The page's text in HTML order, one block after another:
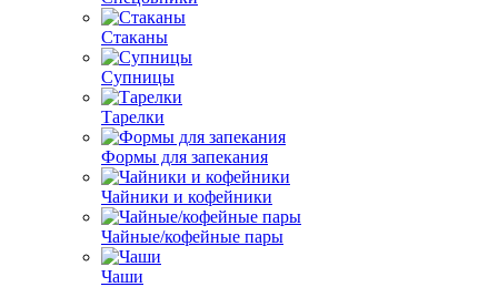
Стаканы
Супницы
Тарелки
Формы для запекания
Чайники и кофейники
Чайные/кофейные пары
Чаши